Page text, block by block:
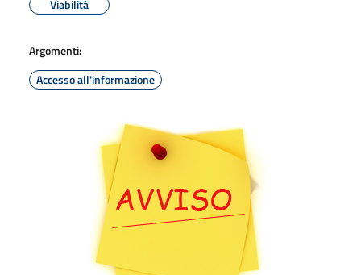
Viabilità
Argomenti:
Accesso all'informazione